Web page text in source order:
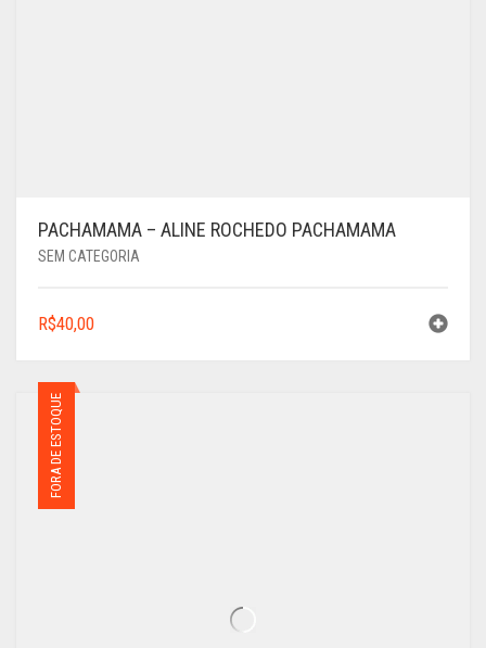
PACHAMAMA – ALINE ROCHEDO PACHAMAMA
SEM CATEGORIA
R$40,00
FORA DE ESTOQUE